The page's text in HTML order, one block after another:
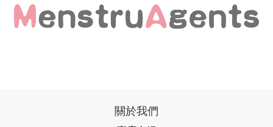
關於我們